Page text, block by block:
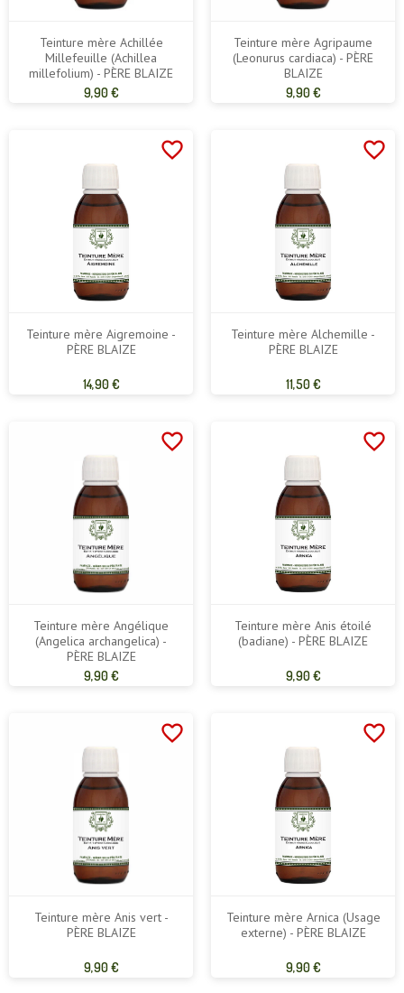
Teinture mère Achillée
Millefeuille (Achillea
millefolium) - PÈRE BLAIZE
Prix
9,90 €
Teinture mère Agripaume
(Leonurus cardiaca) - PÈRE
BLAIZE
Prix
9,90 €
favorite_border
Teinture mère Aigremoine -
PÈRE BLAIZE
Prix
14,90 €
favorite_border
Teinture mère Alchemille -
PÈRE BLAIZE
Prix
11,50 €
favorite_border
Teinture mère Angélique
(Angelica archangelica) -
PÈRE BLAIZE
Prix
9,90 €
favorite_border
Teinture mère Anis étoilé
(badiane) - PÈRE BLAIZE
Prix
9,90 €
favorite_border
Teinture mère Anis vert -
PÈRE BLAIZE
Prix
9,90 €
favorite_border
Teinture mère Arnica (Usage
externe) - PÈRE BLAIZE
Prix
9,90 €